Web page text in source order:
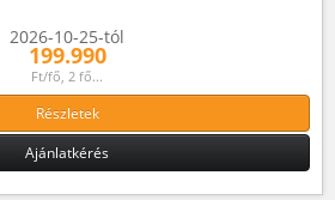
2026-10-25-tól
199.990
Ft/fő, 2 fő...
Részletek
Ajánlatkérés